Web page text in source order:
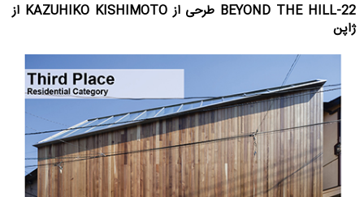
22-BEYOND THE HILL طرحی از KAZUHIKO KISHIMOTO از
ژاپن